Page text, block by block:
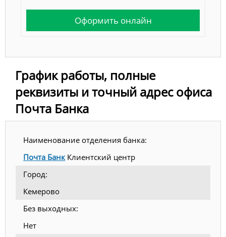
Оформить онлайн
График работы, полные
реквизиты и точный адрес офиса
Почта Банка
Наименование отделения банка:
Почта БанкКлиентский центр
Город:
Кемерово
Без выходных:
Нет